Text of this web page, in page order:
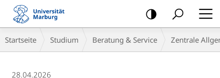
Mobile-
Navigation
Breadcrumb-
Navigation
Startseite Studium Beratung & Service Zentrale
28.04.2026